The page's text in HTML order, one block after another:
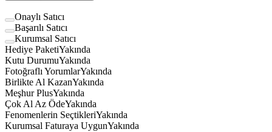
Onaylı Satıcı
Başarılı Satıcı
Kurumsal Satıcı
Hediye PaketiYakında
Kutu DurumuYakında
Fotoğraflı YorumlarYakında
Birlikte Al KazanYakında
Meşhur PlusYakında
Çok Al Az ÖdeYakında
Fenomenlerin SeçtikleriYakında
Kurumsal Faturaya UygunYakında